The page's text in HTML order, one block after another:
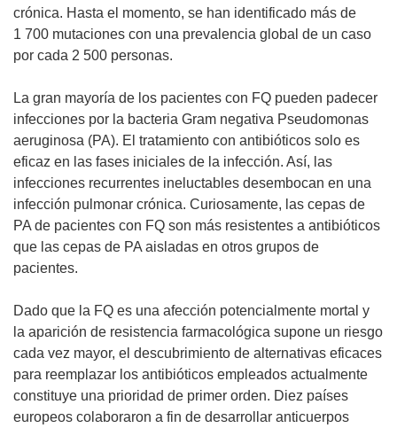
crónica. Hasta el momento, se han identificado más de
1 700 mutaciones con una prevalencia global de un caso
por cada 2 500 personas.
La gran mayoría de los pacientes con FQ pueden padecer
infecciones por la bacteria Gram negativa Pseudomonas
aeruginosa (PA). El tratamiento con antibióticos solo es
eficaz en las fases iniciales de la infección. Así, las
infecciones recurrentes ineluctables desembocan en una
infección pulmonar crónica. Curiosamente, las cepas de
PA de pacientes con FQ son más resistentes a antibióticos
que las cepas de PA aisladas en otros grupos de
pacientes.
Dado que la FQ es una afección potencialmente mortal y
la aparición de resistencia farmacológica supone un riesgo
cada vez mayor, el descubrimiento de alternativas eficaces
para reemplazar los antibióticos empleados actualmente
constituye una prioridad de primer orden. Diez países
europeos colaboraron a fin de desarrollar anticuerpos